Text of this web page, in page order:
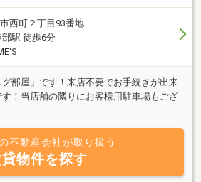
西町２丁目93番地
駅 徒歩6分
部屋」です！来店不要でお手続きが出来
！当店舗の隣りにお客様用駐車場もござ
不動産会社が取り扱う
物件を探す